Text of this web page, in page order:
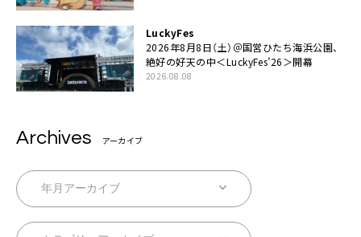
LuckyFes
2026年8月8日（土）＠国営ひたち海浜公園、
絶好の好天の中＜LuckyFes’26＞開幕
2026.08.08
Archives アーカイブ